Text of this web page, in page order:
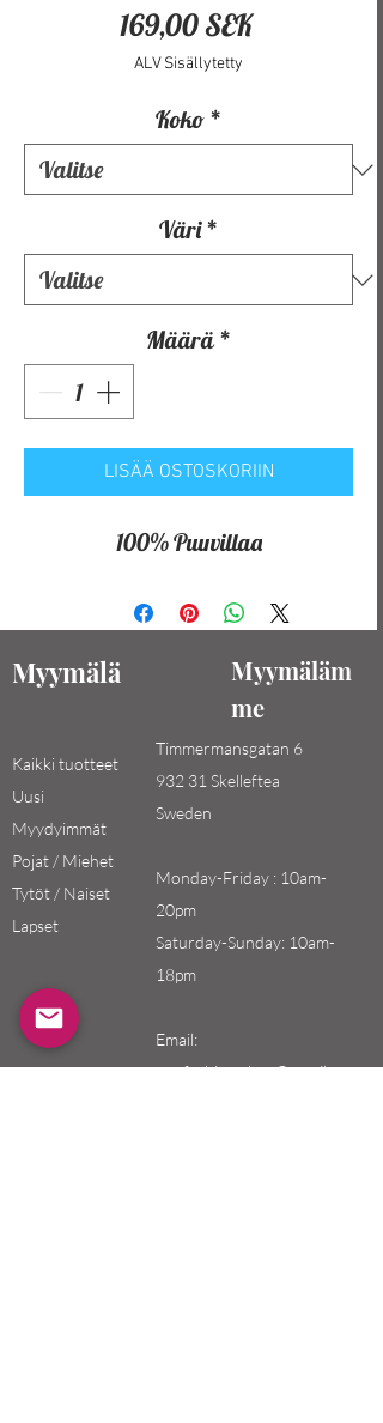
169,00 SEKHinta
ALV Sisällytetty
Koko *
Väri *
Määrä *
LISÄÄ OSTOSKORIIN
100% Puuvillaa
Myymälä
Myymäläm
me
Kaikki tuotteet
Uusi
Myydyimmät
Pojat / Miehet
Tytöt / Naiset
Lapset
Timmermansgatan 6
932 31 Skelleftea
Sweden
Monday-Friday : 10am-
20pm
Saturday-Sunday: 10am-
18pm
Email:
swefashion.shop@gmail.co